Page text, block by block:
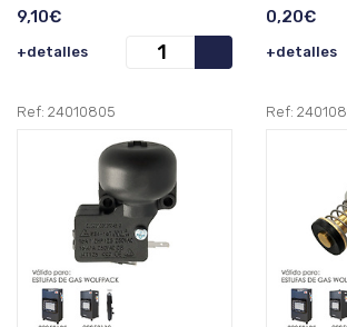
9,10€
+detalles
0,20€
+detalles
Ref: 24010805 Ref: